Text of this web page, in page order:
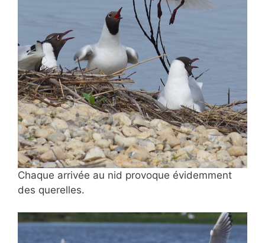
Chaque arrivée au nid provoque évidemment
des querelles.